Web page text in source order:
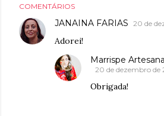
COMENTÁRIOS
JANAINA FARIAS 20 de
Adorei!
Marrispe
20 de dezembro de
Obrigada!